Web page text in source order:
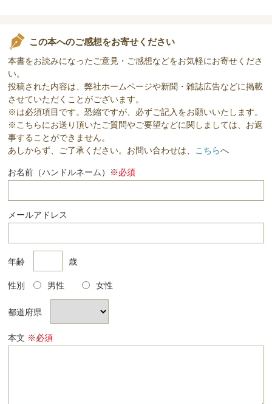
この本へのご感想をお寄せください
本書をお読みになったご意見・ご感想などをお気軽にお寄せくださ
い。
投稿された内容は、弊社ホームページや新聞・雑誌広告などに掲載
させていただくことがございます。
※は必須項目です。恐縮ですが、必ずご記入をお願いいたします。
※こちらにお送り頂いたご質問やご要望などに関しましては、お返
事することができません。
あしからず、ご了承ください。お問い合わせは、 こちらへ
お名前（ハンドルネーム） ※必須
メールアドレス
年齢 歳
性別 男性 女性
都道府県
本文 ※必須